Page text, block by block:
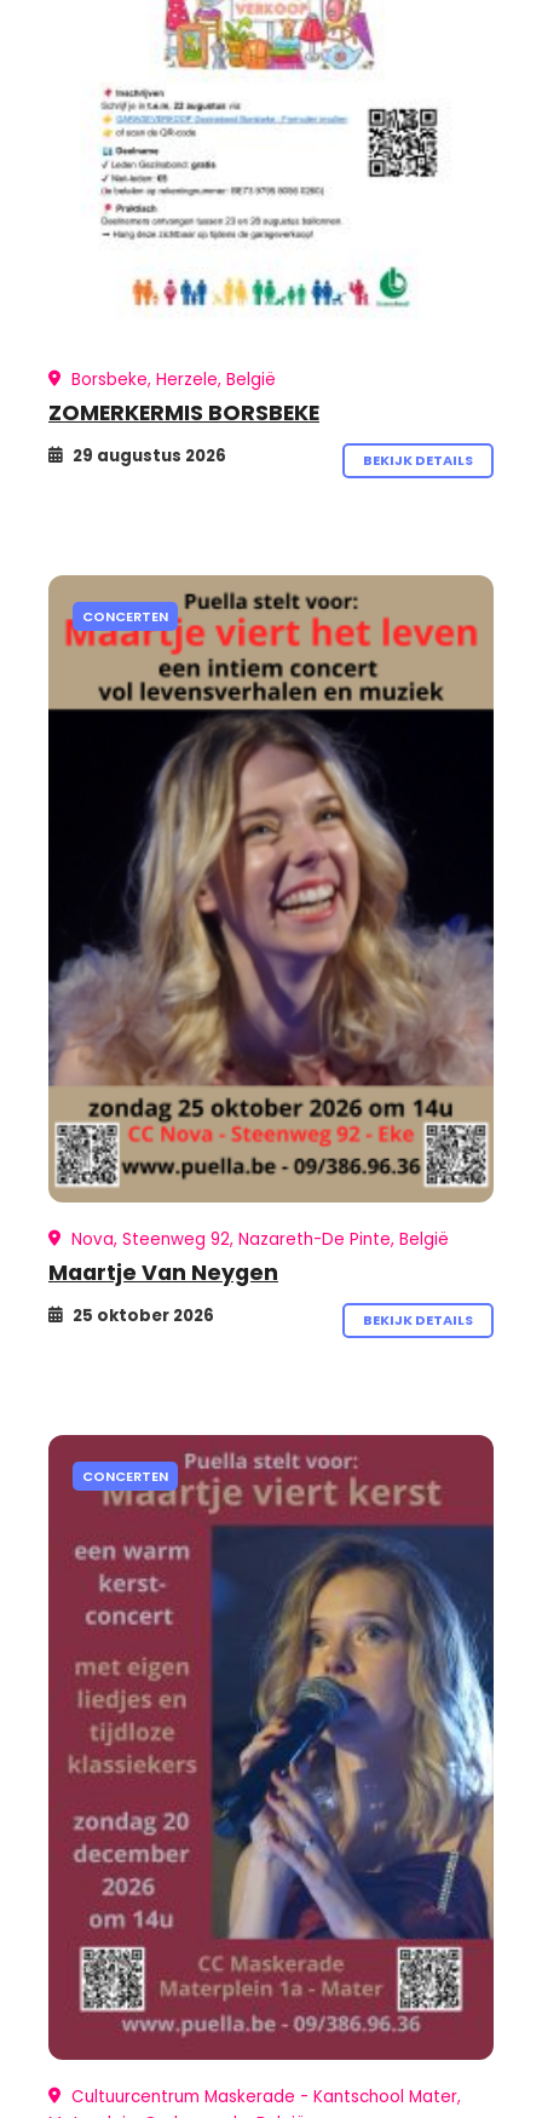
Borsbeke, Herzele, België
ZOMERKERMIS BORSBEKE
29 augustus 2026 BEKIJK DETAILS
CONCERTEN
Nova, Steenweg 92, Nazareth-De Pinte, België
Maartje Van Neygen
25 oktober 2026 BEKIJK DETAILS
CONCERTEN
Cultuurcentrum Maskerade - Kantschool Mater,